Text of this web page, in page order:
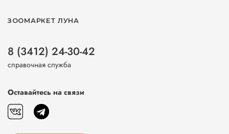
ЗООМАРКЕТ ЛУНА
8 (3412) 24-30-42
справочная служба
Оставайтесь на связи